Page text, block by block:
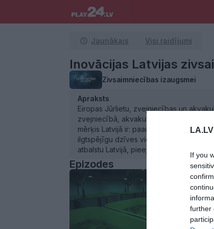
If you
further
Jaunākais Visi raidījumi
Inovācijas Latvijas
Zivsaimniecības izaugsmei
Apraksts
Eiropas Jūrlietu, zvejniecības un
zvejniecībā, akvakultūrā un
mērķis Latvijā ir: paaugstināt
ilgtspējīgu dzīves vidi ūdens dzīvajiem
atbalstu Latvijā, pieejamais publiskais
Epizodes